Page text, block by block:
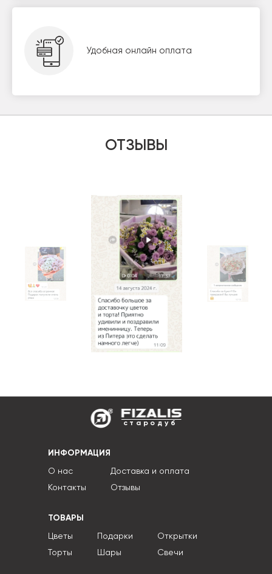
Удобная онлайн оплата
ОТЗЫВЫ
стародуб
ИНФОРМАЦИЯ
О нас
Контакты
Доставка и оплата
Отзывы
ТОВАРЫ
Цветы
Торты
Подарки
Шары
Открытки
Свечи